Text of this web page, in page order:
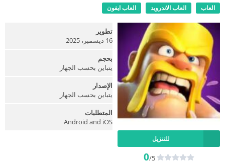
العاب العاب الاندرويد العاب ايفون
للتنزيل
0/5
تطوير
16 ديسمبر، 2025
بحجم
يتباين بحسب الجهاز
الإصدار
يتباين بحسب الجهاز
المتطلبات
Android and iOS